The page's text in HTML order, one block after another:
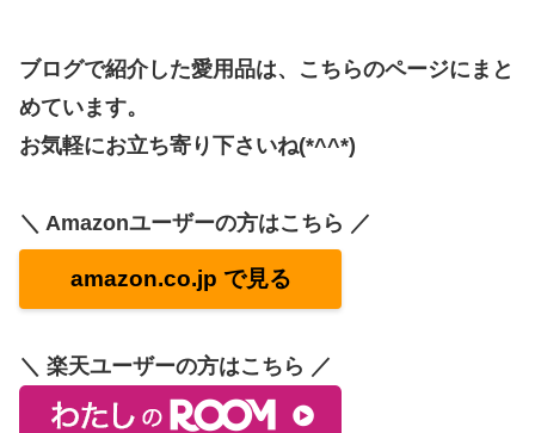
ブログで紹介した愛用品は、こちらのページにまと
めています。
お気軽にお立ち寄り下さいね(*^^*)
＼ Amazonユーザーの方はこちら ／
amazon.co.jp で見る
＼ 楽天ユーザーの方はこちら ／